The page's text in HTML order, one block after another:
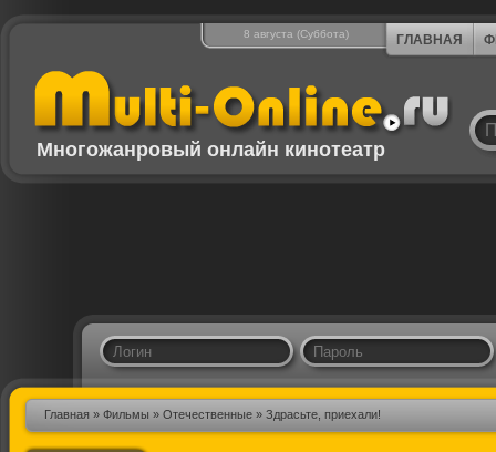
8 августа (Суббота) ГЛАВНАЯ
Многожанровый онлайн кинотеатр
Главная » Фильмы » Отечественные » Здрасьте, приехали!